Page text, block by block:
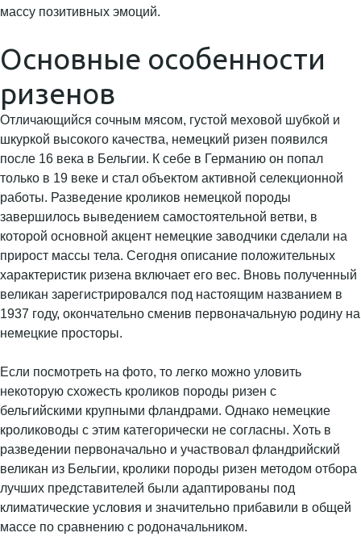
массу позитивных эмоций.
Основные особенности
ризенов
Отличающийся сочным мясом, густой меховой шубкой и
шкуркой высокого качества, немецкий ризен появился
после 16 века в Бельгии. К себе в Германию он попал
только в 19 веке и стал объектом активной селекционной
работы. Разведение кроликов немецкой породы
завершилось выведением самостоятельной ветви, в
которой основной акцент немецкие заводчики сделали на
прирост массы тела. Сегодня описание положительных
характеристик ризена включает его вес. Вновь полученный
великан зарегистрировался под настоящим названием в
1937 году, окончательно сменив первоначальную родину на
немецкие просторы.
Если посмотреть на фото, то легко можно уловить
некоторую схожесть кроликов породы ризен с
бельгийскими крупными фландрами. Однако немецкие
кролиководы с этим категорически не согласны. Хоть в
разведении первоначально и участвовал фландрийский
великан из Бельгии, кролики породы ризен методом отбора
лучших представителей были адаптированы под
климатические условия и значительно прибавили в общей
массе по сравнению с родоначальником.